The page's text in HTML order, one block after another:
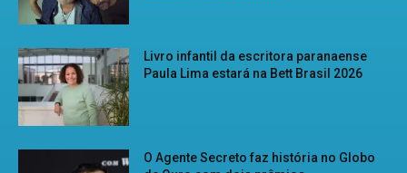
Livro infantil da escritora paranaense
Paula Lima estará na Bett Brasil 2026
O Agente Secreto faz história no Globo